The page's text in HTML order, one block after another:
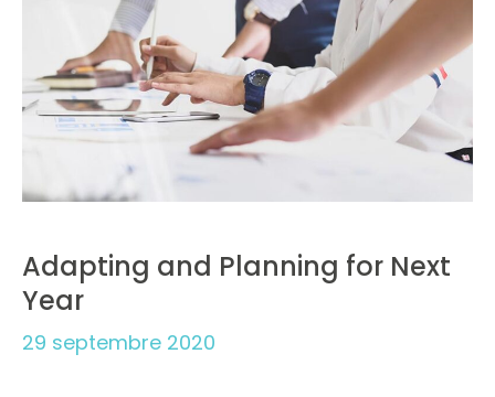
Adapting and Planning for Next
Year
29 septembre 2020